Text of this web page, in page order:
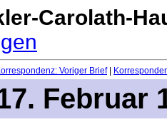
Carolath-
Voriger Brief|
Februar